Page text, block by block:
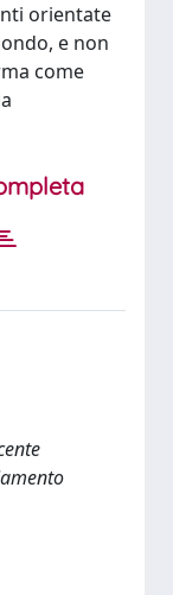
orientate
e non
come